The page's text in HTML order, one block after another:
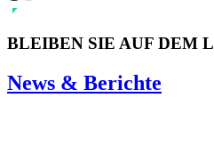
BLEIBEN SIE AUF DEM
News & Berichte